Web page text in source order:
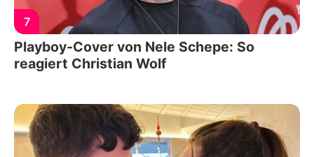
7
Playboy-Cover von Nele Schepe: So
reagiert Christian Wolf